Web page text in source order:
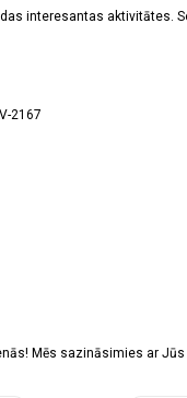
interesantas aktivitātes.
2167
Mēs sazināsimies ar